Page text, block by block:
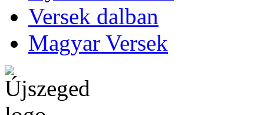
Versek dalban
Magyar Versek